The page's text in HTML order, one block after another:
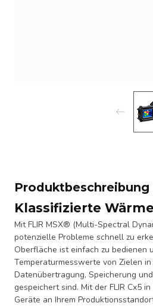
Produktbeschreibung
Klassifizierte
Mit FLIR MSX® (Multi-Spectral
potenzielle Probleme schnell zu
Oberfläche ist einfach zu bedienen
Temperaturmesswerte von Zielen
Datenübertragung, Speicherung
gespeichert sind. Mit der FLIR Cx5
Geräte an Ihrem